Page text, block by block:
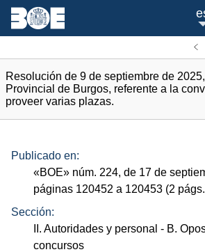
Resolución de 9 de septiembre de
Provincial de Burgos, referente a la
proveer varias plazas.
Publicado en:
«BOE» núm. 224, de 17 de
páginas 120452 a 120453 (2 págs.
Sección:
II. Autoridades y personal - B.
concursos